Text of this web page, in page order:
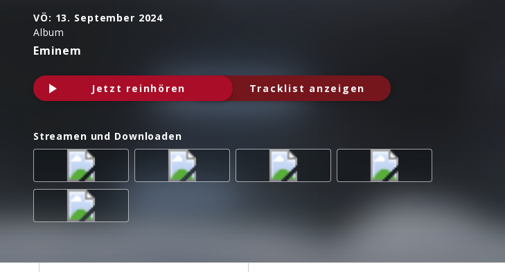
VÖ: 13. September 2024
Album
Eminem
Jetzt reinhören Tracklist anzeigen
Streamen und Downloaden